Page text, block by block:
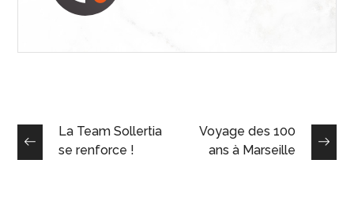
La Team Sollertia
se renforce !
Voyage des 100
ans à Marseille